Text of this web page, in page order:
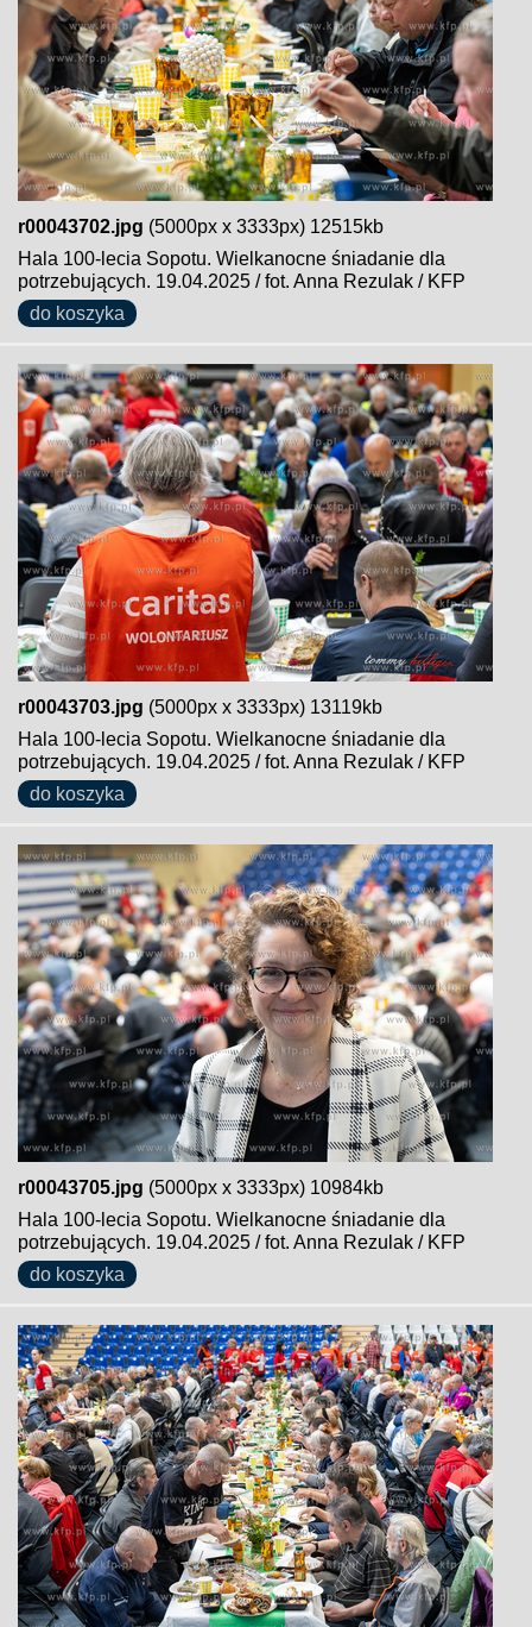
r00043702.jpg (5000px x 3333px) 12515kb
Hala 100-lecia Sopotu. Wielkanocne śniadanie dla
potrzebujących. 19.04.2025 / fot. Anna Rezulak / KFP
do koszyka
r00043703.jpg (5000px x 3333px) 13119kb
Hala 100-lecia Sopotu. Wielkanocne śniadanie dla
potrzebujących. 19.04.2025 / fot. Anna Rezulak / KFP
do koszyka
r00043705.jpg (5000px x 3333px) 10984kb
Hala 100-lecia Sopotu. Wielkanocne śniadanie dla
potrzebujących. 19.04.2025 / fot. Anna Rezulak / KFP
do koszyka